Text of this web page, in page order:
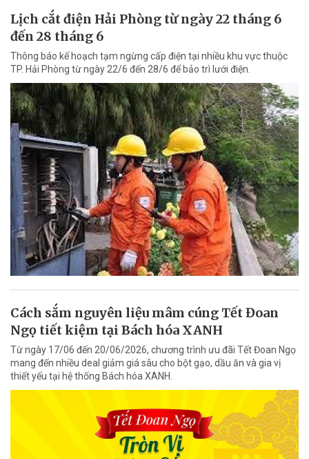
Lịch cắt điện Hải Phòng từ ngày 22 tháng 6
đến 28 tháng 6
Thông báo kế hoạch tạm ngừng cấp điện tại nhiều khu vực thuộc
TP. Hải Phòng từ ngày 22/6 đến 28/6 để bảo trì lưới điện.
Cách sắm nguyên liệu mâm cúng Tết Đoan
Ngọ tiết kiệm tại Bách hóa XANH
Từ ngày 17/06 đến 20/06/2026, chương trình ưu đãi Tết Đoan Ngọ
mang đến nhiều deal giảm giá sâu cho bột gạo, dầu ăn và gia vị
thiết yếu tại hệ thống Bách hóa XANH.